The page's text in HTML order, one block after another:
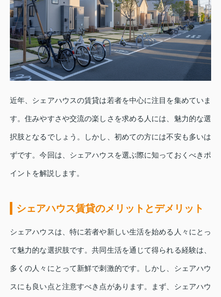
近年、シェアハウスの賃貸は若者を中心に注目を集めていま
す。住みやすさや交流の楽しさを求める人には、魅力的な選
択肢となるでしょう。しかし、初めての方には不安も多いは
ずです。今回は、シェアハウスを選ぶ際に知っておくべきポ
イントを解説します。
シェアハウス賃貸のメリットとデメリット
シェアハウスは、特に若者や新しい生活を始める人々にとっ
て魅力的な選択肢です。共同生活を通じて得られる経験は、
多くの人々にとって新鮮で刺激的です。しかし、シェアハウ
スにも良い点と注意すべき点があります。まず、シェアハウ